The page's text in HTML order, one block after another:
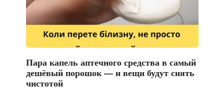
Пара капель аптечного средства в самый
дешёвый порошок — и вещи будут сиять
чистотой